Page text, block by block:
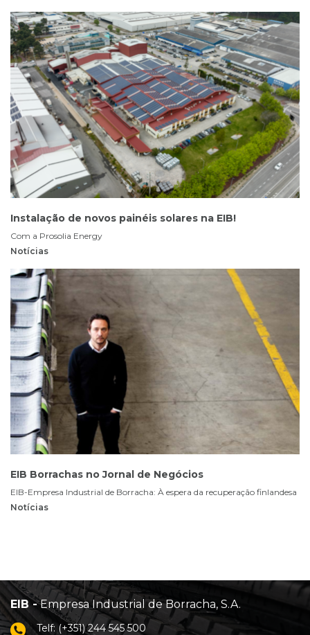
Instalação de novos painéis solares na EIB!
Com a Prosolia Energy
Notícias
EIB Borrachas no Jornal de Negócios
EIB-Empresa Industrial de Borracha: À espera da recuperação finlandesa
Notícias
EIB -Empresa Industrial de Borracha, S.A.
Telf: (+351) 244 545 500